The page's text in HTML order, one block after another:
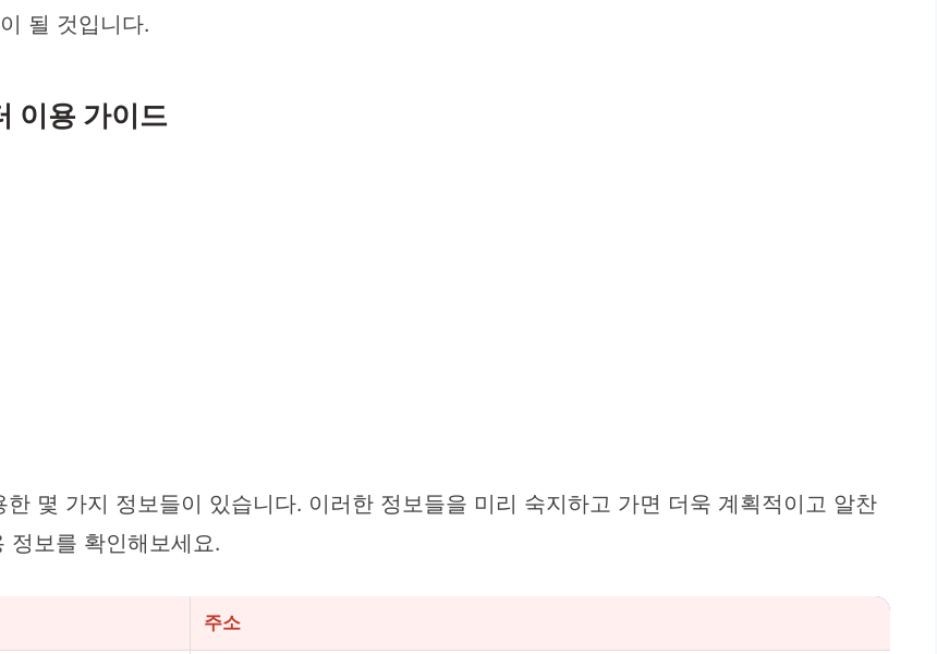
될 것입니다.
이용 가이드
몇 가지 정보들이 있습니다. 이러한 정보들을 미리 숙지하고 가면 더욱 계획적이고 알찬
정보를 확인해보세요.
주소